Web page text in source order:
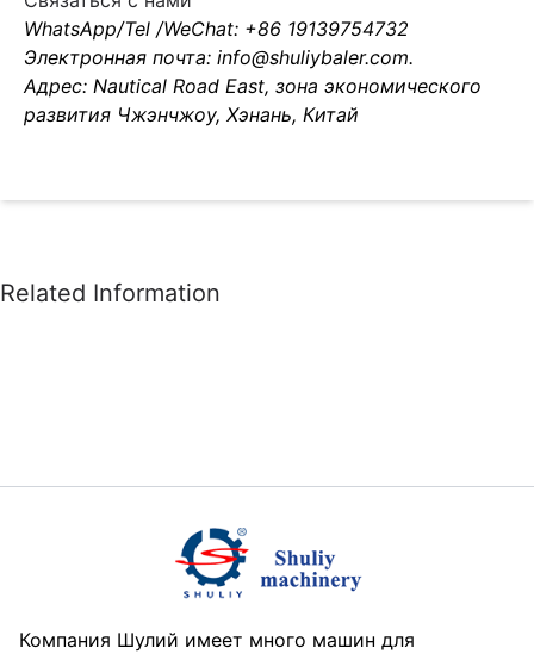
WhatsApp/Tel /WeChat: +86 19139754732
Электронная почта: info@shuliybaler.com.
Адрес: Nautical Road East, зона экономического
развития Чжэнчжоу, Хэнань, Китай
Компания Шулий имеет много машин для